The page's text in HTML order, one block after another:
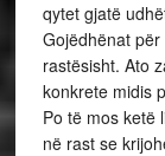
qytet gjatë
Gojëdhënat
rastësisht. Ato
konkrete midis
Po të mos ketë
në rast se